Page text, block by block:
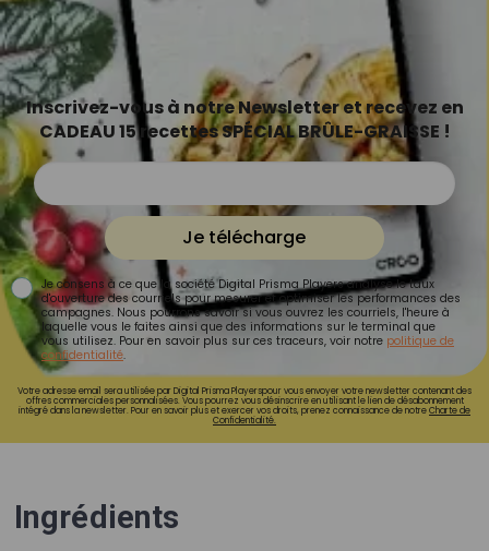
Inscrivez-vous à notre Newsletter et recevez en
CADEAU 15 recettes SPÉCIAL BRÛLE-GRAISSE !
Je télécharge
Je consens à ce que la société Digital Prisma Players analyse le taux
d'ouverture des courriels pour mesurer et optimiser les performances des
campagnes. Nous pourrons savoir si vous ouvrez les courriels, l'heure à
laquelle vous le faites ainsi que des informations sur le terminal que
vous utilisez. Pour en savoir plus sur ces traceurs, voir notre politique de
confidentialité.
Votre adresse email sera utilisée par Digital Prisma Playerspour vous envoyer votre newsletter contenant des
offres commerciales personnalisées. Vous pourrez vous désinscrire en utilisant le lien de désabonnement
intégré dans la newsletter. Pour en savoir plus et exercer vos droits, prenez connaissance de notreCharte de
Confidentialité.
Ingrédients